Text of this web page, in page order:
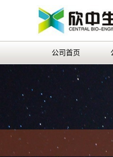
公司首页